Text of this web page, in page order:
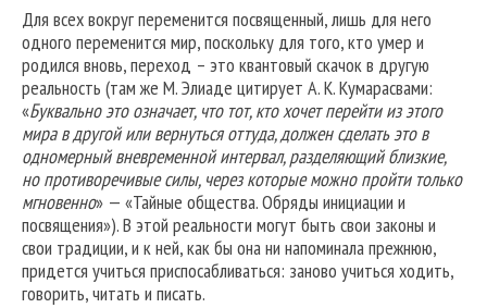
Для всех вокруг переменится посвященный, лишь для него
одного переменится мир, поскольку для того, кто умер и
родился вновь, переход – это квантовый скачок в другую
реальность (там же М. Элиаде цитирует А. К. Кумарасвами:
«Буквально это означает, что тот, кто хочет перейти из этого
мира в другой или вернуться оттуда, должен сделать это в
одномерный вневременной интервал, разделяющий близкие,
но противоречивые силы, через которые можно пройти только
мгновенно» — «Тайные общества. Обряды инициации и
посвящения»). В этой реальности могут быть свои законы и
свои традиции, и к ней, как бы она ни напоминала прежнюю,
придется учиться приспосабливаться: заново учиться ходить,
говорить, читать и писать.